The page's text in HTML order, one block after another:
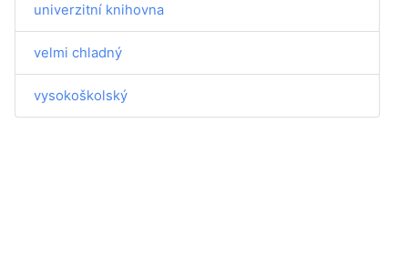
univerzitní knihovna
velmi chladný
vysokoškolský